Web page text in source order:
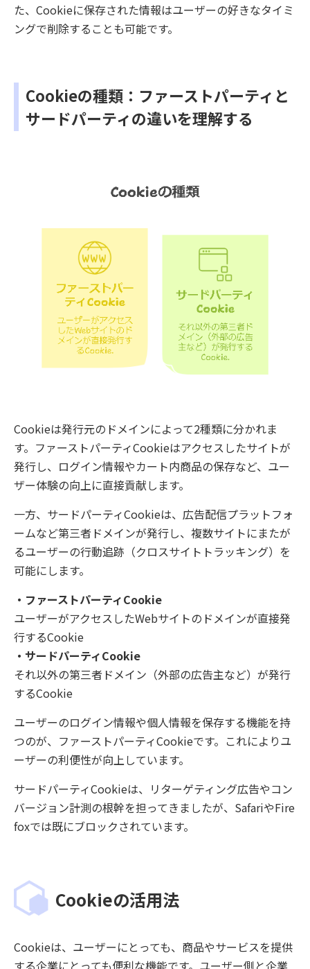
た、Cookieに保存された情報はユーザーの好きなタイミ
ングで削除することも可能です。
Cookieの種類 ：ファーストパーティと
サードパーティの違いを理解する
Cookieは発行元のドメインによって2種類に分かれま
す。ファーストパーティCookieはアクセスしたサイトが
発行し、ログイン情報やカート内商品の保存など、ユー
ザー体験の向上に直接貢献します。
一方、サードパーティCookieは、広告配信プラットフォ
ームなど第三者ドメインが発行し、複数サイトにまたが
るユーザーの行動追跡（クロスサイトトラッキング）を
可能にします。
・ファーストパーティCookie
ユーザーがアクセスしたWebサイトのドメインが直接発
行するCookie
・サードパーティCookie
それ以外の第三者ドメイン（外部の広告主など）が発行
するCookie
ユーザーのログイン情報や個人情報を保存する機能を持
つのが、ファーストパーティCookieです。これによりユ
ーザーの利便性が向上しています。
サードパーティCookieは、リターゲティング広告やコン
バージョン計測の根幹を担ってきましたが、SafariやFire
foxでは既にブロックされています。
Cookieの活用法
Cookieは、ユーザーにとっても、商品やサービスを提供
する企業にとっても便利な機能です。ユーザー側と企業